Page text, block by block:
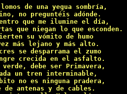
de una yegua sombría,
no preguntéis adónde.
que me ilumine el día,
que niegan lo que esconden.
su vómito de humo
más lejano y más alto.
se desparrama el zumo
crecida en el asfalto.
debe ser Primavera,
un tren interminable,
no es ninguna pradera,
de antenas y de cables.